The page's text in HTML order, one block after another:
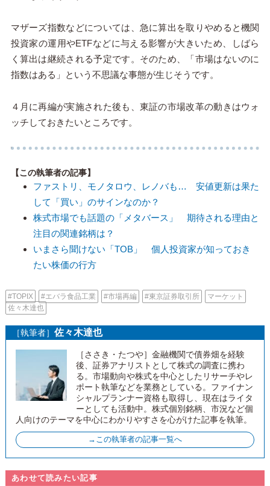
マザーズ指数などについては、急に算出を取りやめると機関
投資家の運用やETFなどに与える影響が大きいため、しばら
く算出は継続される予定です。そのため、「市場はないのに
指数はある」という不思議な事態が生じそうです。
４月に再編が実施された後も、東証の市場改革の動きはウォ
ッチしておきたいところです。
【この執筆者の記事】
ファストリ、モノタロウ、レノバも… 安値更新は果た
して「買い」のサインなのか？
株式市場でも話題の「メタバース」 期待される理由と
注目の関連銘柄は？
いまさら聞けない「TOB」 個人投資家が知っておき
たい株価の行方
#TOPIX #エバラ食品工業 #市場再編 #東京証券取引所
マーケット
佐々木達也
［執筆者］ 佐々木達也
［ささき・たつや］金融機関で債券畑を経験
後、証券アナリストとして株式の調査に携わ
る。市場動向や株式を中心としたリサーチやレ
ポート執筆などを業務としている。ファイナン
シャルプランナー資格も取得し、現在はライタ
ーとしても活動中。株式個別銘柄、市況など個
人向けのテーマを中心にわかりやすさを心がけた記事を執筆。
→この執筆者の記事一覧へ
あわせて読みたい記事